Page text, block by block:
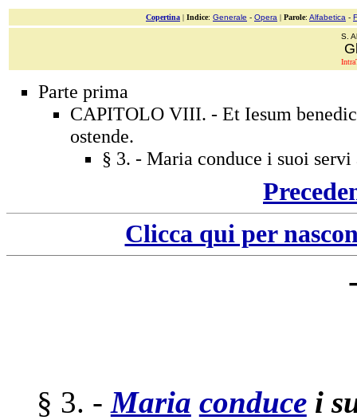
Copertina | Indice: Generale - Opera | Parole: Alfabetica -
S.
Parte prima
CAPITOLO VIII. - Et Iesum
ostende.
§ 3. - Maria conduce i suoi servi
Clicca qui per
§ 3. -Maria conducei